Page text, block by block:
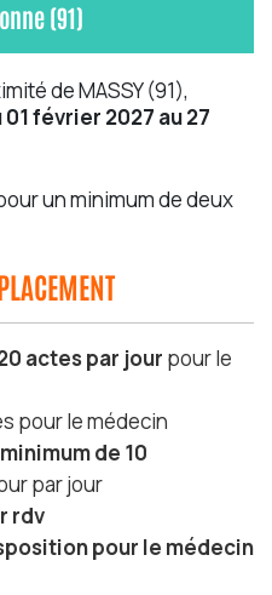
(91)
de MASSY (91),
février 2027 au 27
un minimum de deux
actes par jour pour le
pour le médecin
de 10
par jour
rdv
pour le médecin